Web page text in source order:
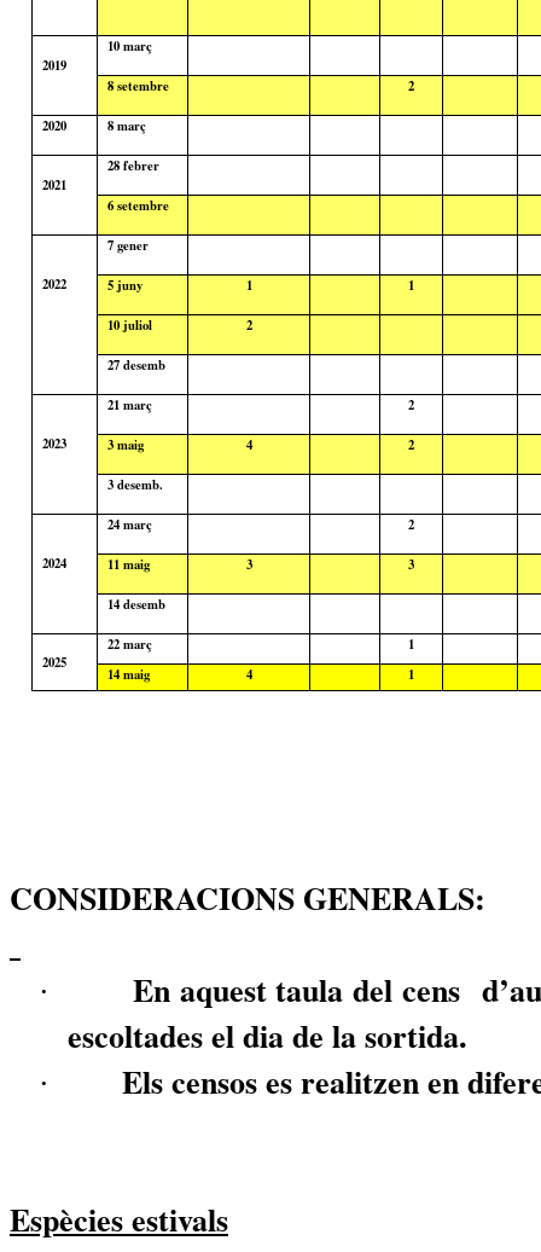
2019
10març
8setembre 2
2020 8març
2021
28febrer
6setembre
7gener
2022
5juny 1 1
10juliol 2
27desemb
21març
2
2023
3maig 4 2
3desemb.
24març
2
2024
11maig 3 3
14desemb
2025
22 març
1
14maig 4 1
CONSIDERACIONS GENERALS:
· En aquest taula del cens
escoltades el dia de la sortida.
· Els censos es realitzen en
Espècies estivals